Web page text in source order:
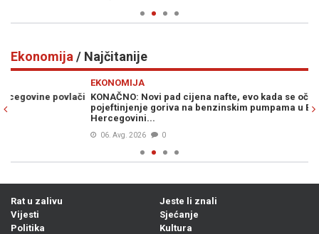
Ekonomija / Najčitanije
KONAČNO: Novi pad cijena nafte, evo kada se očekuje značajnije
pojeftinjenje goriva na benzinskim pumpama u Bosni i
Rat u zalivu
Vijesti
Politika
Jeste li znali
Sjećanje
Kultura